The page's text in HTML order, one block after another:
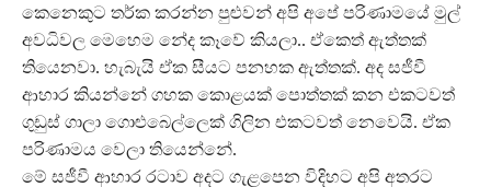
කෙනෙකුට තර්ක කරන්න පුළුවන් අපි අපේ පරිණාමයේ මුල්
අවධිවල මෙහෙම නේද කෑවේ කියලා.. ඒකෙත් ඇත්තක්
තියෙනවා. හැබැයි ඒක සීයට පනහක ඇත්තක්. අද සජීවී
ආහාර කියන්නේ ගහක කොළයක් පොත්තක් කන එකටවත්
ගුඩුස් ගාලා ගොළුබෙල්ලෙක් ගිලින එකටවත් නෙවෙයි. ඒක
පරිණාමය වෙලා තියෙන්නේ.
මේ සජීවී ආහාර රටාව අදට ගැළපෙන විදිහට අපි අතරට